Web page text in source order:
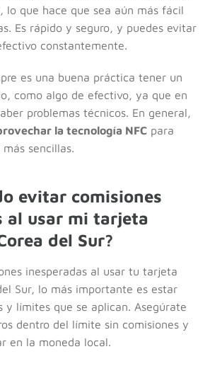
lo que hace que sea aún más fácil
Es rápido y seguro, y puedes evitar
constantemente.
es una buena práctica tener un
como algo de efectivo, ya que en
problemas técnicos. En general,
la tecnología NFC para
sencillas.
evitar comisiones
al usar mi tarjeta
del Sur?
inesperadas al usar tu tarjeta
Sur, lo más importante es estar
y límites que se aplican. Asegúrate
dentro del límite sin comisiones y
en la moneda local.